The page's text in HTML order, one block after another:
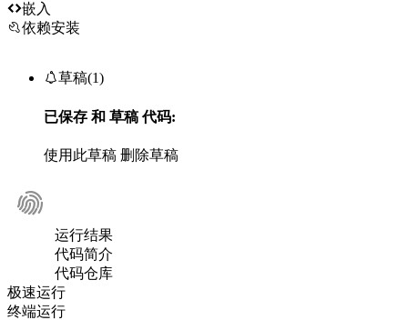
嵌入
依赖安装
草稿(1)
已保存 和 草稿代码:
使用此草稿 删除草稿
运行结果
代码简介
代码仓库
极速运行
终端运行